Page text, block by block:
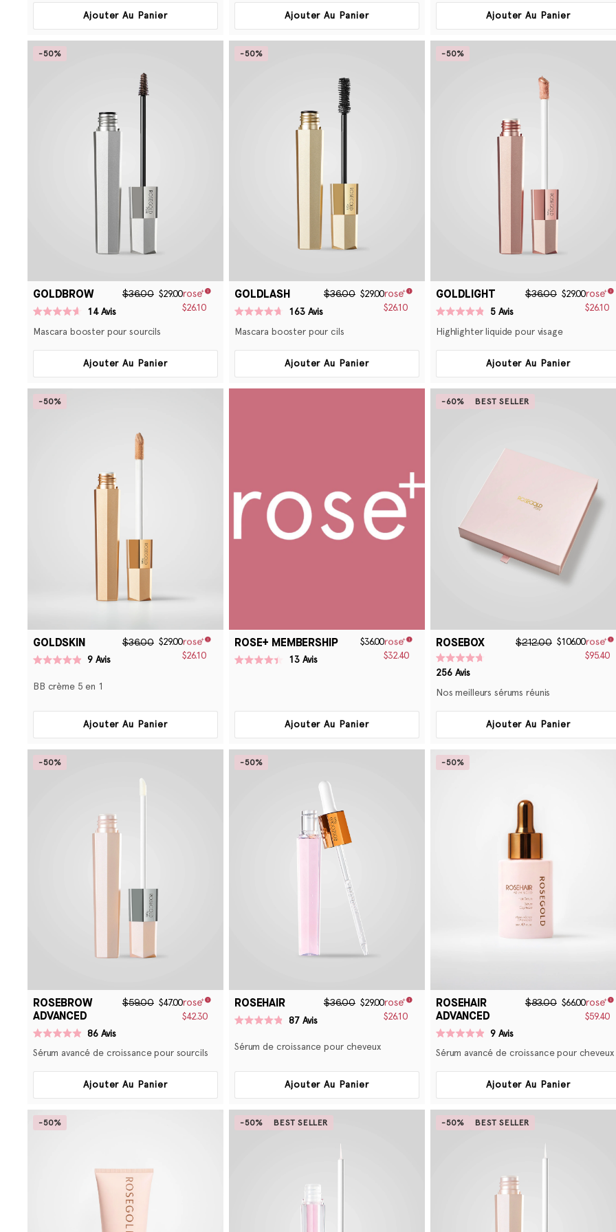
5
Ajouter Au Panier Ajouter Au Panier Ajouter Au Panier
-50%
GOLDBROW
4.6
5
14Avis
$36.00 $29.00
$26.10
Mascara booster pour sourcils
Ajouter Au Panier
-50%
GOLDLASH
4.7
5
163 Avis
$36.00 $29.00
$26.10
Mascara booster pour cils
Ajouter Au Panier
-50%
GOLDLIGHT
4.8
sur
5
5 Avis
$36.00 $29.00
$26.10
Highlighter liquide pour visage
Ajouter Au Panier
-50%
GOLDSKIN
sur
9 Avis
$36.00 $29.00
$26.10
BB crème 5 en 1
Ajouter Au Panier
ROSE+ MEMBERSHIP
13 Avis
$36.00
$32.40
Ajouter Au Panier
-60% BEST SELLER
ROSEBOX
Noté
4.7
sur
5
256 Avis
$212.00 $106.00
$95.40
Nos meilleurs sérums réunis
Ajouter Au Panier
-50%
ROSEBROW
ADVANCED
4.9
5
86 Avis
$59.00 $47.00
$42.30
Sérum avancé de croissance pour sourcils
Ajouter Au Panier
-50%
ROSEHAIR
sur
87 Avis
$36.00 $29.00
$26.10
Sérum de croissance pour cheveux
Ajouter Au Panier
-50%
ROSEHAIR
ADVANCED
4.9
5
9 Avis
$83.00 $66.00
$59.40
Sérum avancé de croissance pour cheveux
Ajouter Au Panier
-50% -50% BEST SELLER -50% BEST SELLER